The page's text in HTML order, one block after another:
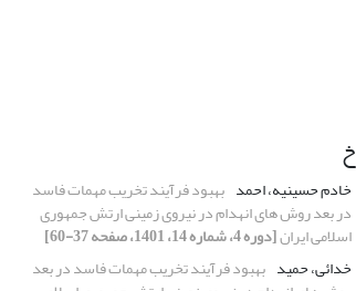
خ
خادم حسینیه، احمد بهبود فرآیند تخریب مهمات فاسد
در بعد روش های انهدام در نیروی زمینی ارتش جمهوری
اسلامی ایران[دوره 4، شماره 14، 1401، صفحه 37-60]
خدائی، حمید بهبود فرآیند تخریب مهمات فاسد در بعد